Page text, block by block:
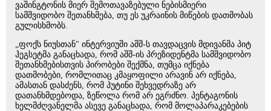
ვაშინგტონის მიერ შემოთავაზებული ნებისმიერი
სამშვიდობო შეთანხმება, თუ ეს უკრაინის მიწების დათმობას
გულისხმობს.
„ფოქს ნიუსთან" ინტერვიუში აშშ-ს თავდაცვის მდივანმა პიტ
ჰეგსეტმა განაცხადა, რომ აშშ-ის პრეზიდენტმა სამშვიდობო
შეთანხმებისთვის პირობები შექმნა, თუმცა იქნება
დათმობები, რომლითაც კმაყოფილი არავინ არ იქნება,
ამასთან დასძენს, რომ პუტინი შეხვედრაზე არ
დათანხმდებოდა, ზეწოლა რომ არ ეგრძნო. პენტაგონის
ხელმძღვანელმა ასევე განაცხადა, რომ მოლაპარაკებების